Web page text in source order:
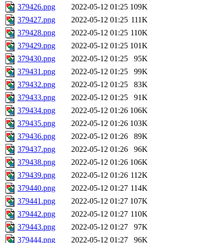
379426.png
2022-05-12 01:25 109K
379427.png
2022-05-12 01:25 111K
379428.png
2022-05-12 01:25 110K
379429.png
2022-05-12 01:25 101K
379430.png
2022-05-12 01:25
95K
379431.png
2022-05-12 01:25
99K
379432.png
2022-05-12 01:25
83K
379433.png
2022-05-12 01:25
91K
379434.png
2022-05-12 01:26 106K
379435.png
2022-05-12 01:26 103K
379436.png
2022-05-12 01:26
89K
379437.png
2022-05-12 01:26
96K
379438.png
2022-05-12 01:26 106K
379439.png
2022-05-12 01:26 112K
379440.png
2022-05-12 01:27 114K
379441.png
2022-05-12 01:27 107K
379442.png
2022-05-12 01:27 110K
379443.png
2022-05-12 01:27
97K
379444.png
2022-05-12 01:27
96K